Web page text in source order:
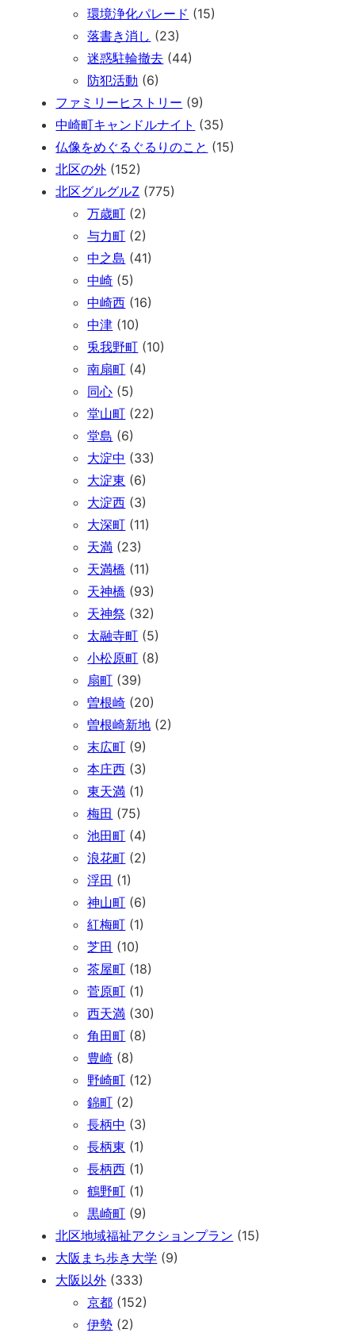
環境浄化パレード (15)
落書き消し (23)
迷惑駐輪撤去 (44)
防犯活動 (6)
ファミリーヒストリー (9)
中崎町キャンドルナイト (35)
仏像をめぐるぐるりのこと (15)
北区の外 (152)
北区グルグルZ (775)
万歳町 (2)
与力町 (2)
中之島 (41)
中崎 (5)
中崎西 (16)
中津 (10)
兎我野町 (10)
南扇町 (4)
同心 (5)
堂山町 (22)
堂島 (6)
大淀中 (33)
大淀東 (6)
大淀西 (3)
大深町 (11)
天満 (23)
天満橋 (11)
天神橋 (93)
天神祭 (32)
太融寺町 (5)
小松原町 (8)
扇町 (39)
曽根崎 (20)
曽根崎新地 (2)
末広町 (9)
本庄西 (3)
東天満 (1)
梅田 (75)
池田町 (4)
浪花町 (2)
浮田 (1)
神山町 (6)
紅梅町 (1)
芝田 (10)
茶屋町 (18)
菅原町 (1)
西天満 (30)
角田町 (8)
豊崎 (8)
野崎町 (12)
錦町 (2)
長柄中 (3)
長柄東 (1)
長柄西 (1)
鶴野町 (1)
黒崎町 (9)
北区地域福祉アクションプラン (15)
大阪まち歩き大学 (9)
大阪以外 (333)
京都 (152)
伊勢 (2)